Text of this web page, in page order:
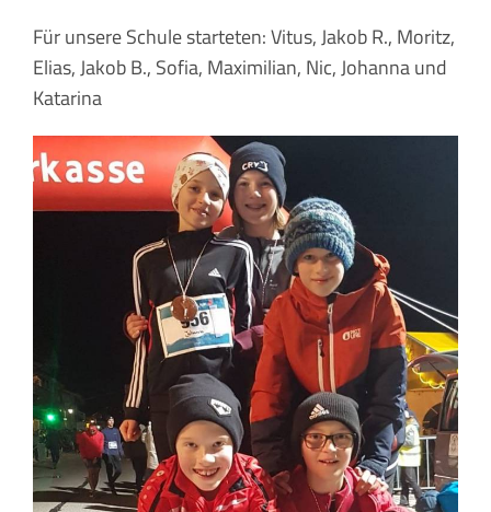
Für unsere Schule starteten: Vitus, Jakob R., Moritz,
Elias, Jakob B., Sofia, Maximilian, Nic, Johanna und
Katarina